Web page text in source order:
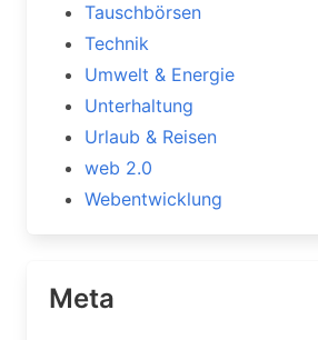
Tauschbörsen
Technik
Umwelt & Energie
Unterhaltung
Urlaub & Reisen
web 2.0
Webentwicklung
Meta